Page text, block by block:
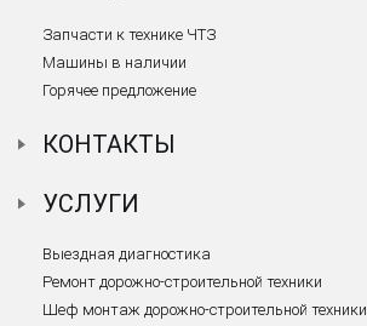
Запчасти к технике ЧТЗ
Машины в наличии
Горячее предложение
КОНТАКТЫ
УСЛУГИ
Выездная диагностика
Ремонт дорожно-строительной техники
Шеф монтаж дорожно-строительной техники